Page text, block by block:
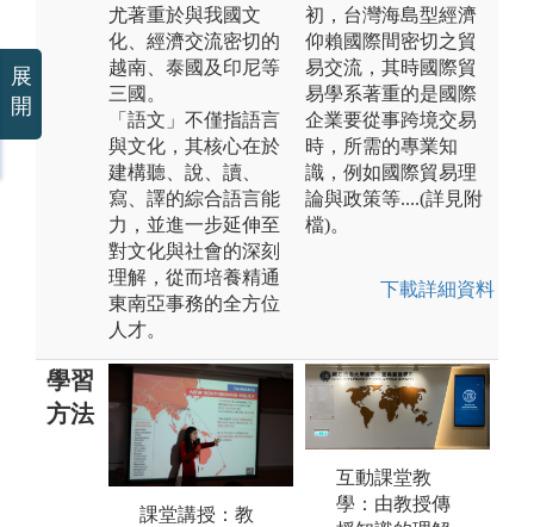
尤著重於與我國文
化、經濟交流密切的
越南、泰國及印尼等
三國。
「語文」不僅指語言
與文化，其核心在於
建構聽、說、讀、
寫、譯的綜合語言能
力，並進一步延伸至
對文化與社會的深刻
理解，從而培養精通
東南亞事務的全方位
人才。
初，台灣海島型經濟
仰賴國際間密切之貿
易交流，其時國際貿
易學系著重的是國際
企業要從事跨境交易
時，所需的專業知
識，例如國際貿易理
論與政策等....(詳見附
檔)。
下載詳細資料
學習
方法
課堂講授：教
互動課堂教
學：由教授傳
展
開